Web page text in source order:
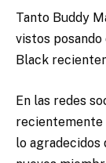
Tanto Buddy
vistos posando
Black
En las redes
recientemente
lo agradecidos